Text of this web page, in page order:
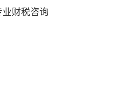
业财税咨询